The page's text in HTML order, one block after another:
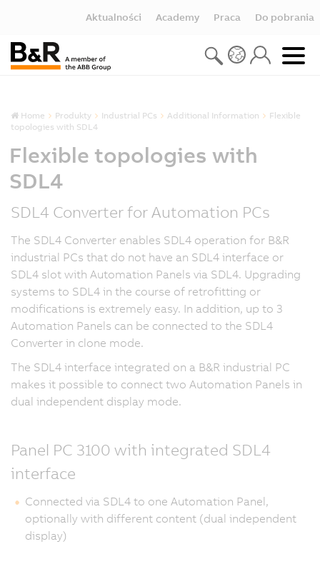
Aktualności Academy Praca Do pobrania
Home Produkty Industrial PCs Additional Information
Flexible
topologies with SDL4
Flexible topologies with
SDL4
SDL4 Converter for Automation PCs
The SDL4 Converter enables SDL4 operation for B&R
industrial PCs that do not have an SDL4 interface or
SDL4 slot with Automation Panels via SDL4. Upgrading
systems to SDL4 in the course of retrofitting or
modifications is extremely easy. In addition, up to 3
Automation Panels can be connected to the SDL4
Converter in clone mode.
The SDL4 interface integrated on a B&R industrial PC
makes it possible to connect two Automation Panels in
dual independent display mode.
Panel PC 3100 with integrated SDL4
interface
Connected via SDL4 to one Automation Panel,
optionally with different content (dual independent
display)